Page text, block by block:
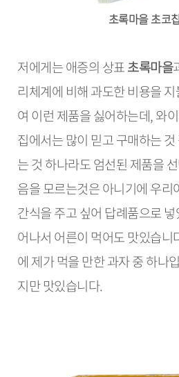
초록마을 초코
저에게는 애증의 상표초록마을
리체계에 비해 과도한 비용을
여 이런 제품을 싫어하는데, 와
집에서는 많이 믿고 구매하는
는 것 하나라도 엄선된 제품을
음을 모르는것은 아니기에 우
간식을 주고 싶어 답례품으로
어나서 어른이 먹어도 맛있습니
에 제가 먹을 만한 과자 중 하나
지만 맛있습니다.